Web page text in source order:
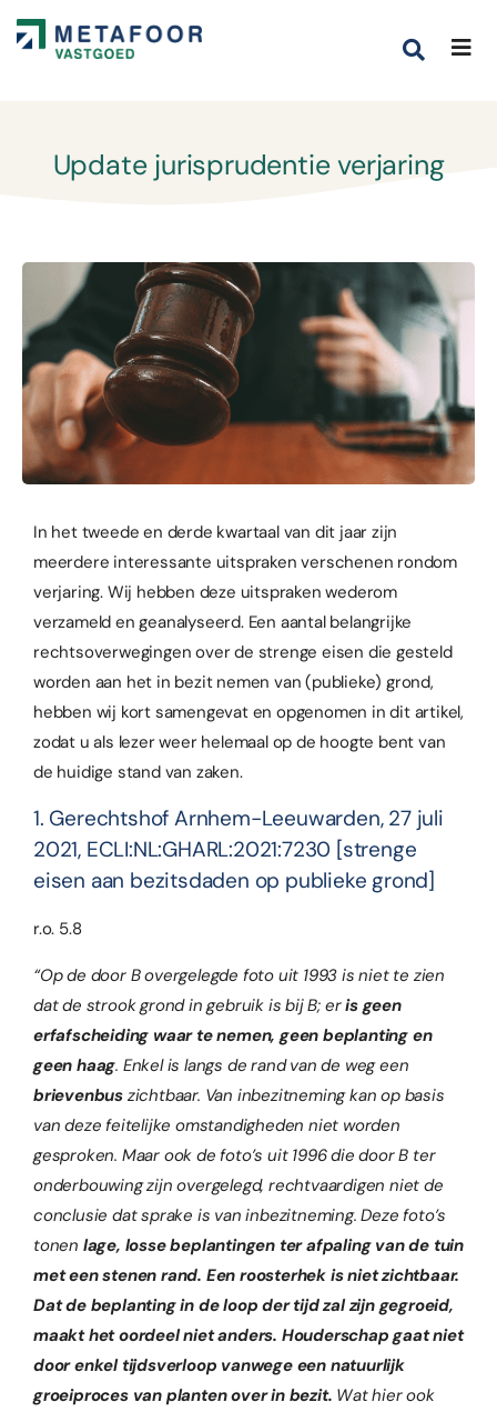
Update jurisprudentie verjaring
In het tweede en derde kwartaal van dit jaar zijn
meerdere interessante uitspraken verschenen rondom
verjaring. Wij hebben deze uitspraken wederom
verzameld en geanalyseerd. Een aantal belangrijke
rechtsoverwegingen over de strenge eisen die gesteld
worden aan het in bezit nemen van (publieke) grond,
hebben wij kort samengevat en opgenomen in dit artikel,
zodat u als lezer weer helemaal op de hoogte bent van
de huidige stand van zaken.
1. Gerechtshof Arnhem-Leeuwarden, 27 juli
2021, ECLI:NL:GHARL:2021:7230 [strenge
eisen aan bezitsdaden op publieke grond]
r.o. 5.8
“Op de door B overgelegde foto uit 1993 is niet te zien
dat de strook grond in gebruik is bij B; eris geen
erfafscheiding waar te nemen, geen beplanting en
geen haag. Enkel is langs de rand van de weg een
brievenbus zichtbaar. Van inbezitneming kan op basis
van deze feitelijke omstandigheden niet worden
gesproken. Maar ook de foto’s uit 1996 die door B ter
onderbouwing zijn overgelegd, rechtvaardigen niet de
conclusie dat sprake is van inbezitneming. Deze foto’s
tonen lage, losse beplantingen ter afpaling van de tuin
met een stenen rand. Een roosterhek is niet zichtbaar.
Dat de beplanting in de loop der tijd zal zijn gegroeid,
maakt het oordeel niet anders. Houderschap gaat niet
door enkel tijdsverloop vanwege een natuurlijk
groeiproces van planten over in bezit. Wat hier ook